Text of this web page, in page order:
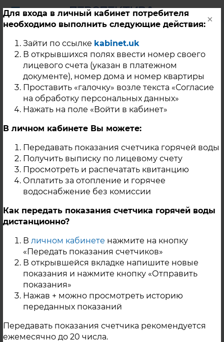
Для входа в личный кабинет потребителя
необходимо выполнить следующие действия:
Зайти по ссылке kabinet.uk
В открывшихся полях ввести номер своего
лицевого счета (указан в платежном
документе), номер дома и номер квартиры
Проставить «галочку» возле текста «Согласие
на обработку персональных данных»
Нажать на поле «Войти в кабинет»
В личном кабинете Вы можете:
Передавать показания счетчика горячей воды
Получить выписку по лицевому счету
Просмотреть и распечатать квитанцию
Оплатить за отопление и горячее
водоснабжение без комиссии
Как передать показания счетчика горячей воды
дистанционно?
В личном кабинете нажмите на кнопку
«Передать показания счетчиков»
В открывшейся вкладке напишите новые
показания и нажмите кнопку «Отправить
показания»
Нажав + можно просмотреть историю
переданных показаний
Передавать показания счетчика рекомендуется
ежемесячно до 20 числа.
×
Уважаемые жители г.
Троицка!
08 Ноября 2024
08.11.2024 г. в сетевую воду системы теплоснабжения
г. Троицка будет введён краситель «Уранин-А», в
целях обнаружения утечек сетевой воды из системы.
«Уранин А» – это органический краситель зелёного
В случае обнаружения воды зелёного цвета из
трубопроводов систем горячего водоснабжения, в
тепловых камерах и лотках, в канализационных
колодцах, в подвалах, на поверхности земли и тд.,
необходимо незамедлительно сообщать диспетчеру
либо в ПТО ООО «Перспектива» по телефону: 8-351-
7000-916.
г. Троицк
Контактная информация